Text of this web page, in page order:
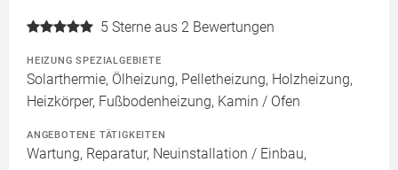
5 Sterne aus 2 Bewertungen
HEIZUNG SPEZIALGEBIETE
Solarthermie, Ölheizung, Pelletheizung, Holzheizung,
Heizkörper, Fußbodenheizung, Kamin / Ofen
ANGEBOTENE TÄTIGKEITEN
Wartung, Reparatur, Neuinstallation / Einbau,